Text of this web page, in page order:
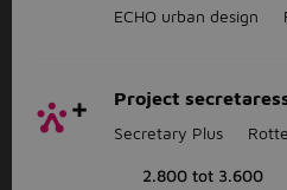
ECHO urban design
Project
Secretary Plus
2.800 tot 3.600